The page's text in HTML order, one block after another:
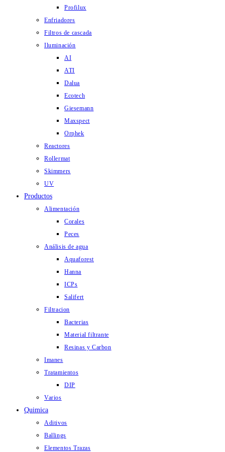
Profilux
Enfriadores
Filtros de cascada
Iluminación
AI
ATI
Dalua
Ecotech
Giesemann
Maxspect
Orphek
Reactores
Rollermat
Skimmers
UV
Productos
Alimentación
Corales
Peces
Análisis de agua
Aquaforest
Hanna
ICPs
Salifert
Filtracion
Bacterias
Material filtrante
Resinas y Carbon
Imanes
Tratamientos
DIP
Varios
Quimica
Aditivos
Ballings
Elementos Trazas